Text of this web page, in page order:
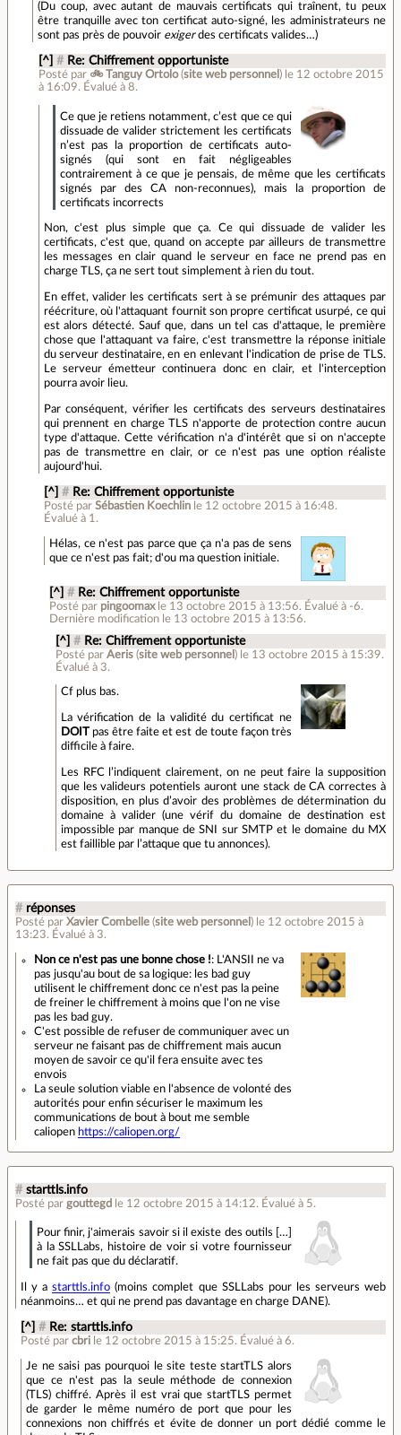
(Du coup, avec autant de mauvais certificats qui traînent, tu peux
être tranquille avec ton certificat auto-signé, les administrateurs ne
sont pas près de pouvoir exigerdes certificats valides…)
[^] # Re: Chiffrement opportuniste
Posté par 🚲 Tanguy Ortolo(site web personnel ) le 12 octobre 2015
à 16:09. Évalué à 8.
Ce que je retiens notamment, c’est que ce qui
dissuade de valider strictement les certificats
n’est pas la proportion de certificats auto-
signés (qui sont en fait négligeables
contrairement à ce que je pensais, de même que les certificats
signés par des CA non-reconnues), mais la proportion de
certificats incorrects
Non, c'est plus simple que ça. Ce qui dissuade de valider les
certificats, c'est que, quand on accepte par ailleurs de transmettre
les messages en clair quand le serveur en face ne prend pas en
charge TLS, ça ne sert tout simplement à rien du tout.
En effet, valider les certificats sert à se prémunir des attaques par
réécriture, où l'attaquant fournit son propre certificat usurpé, ce qui
est alors détecté. Sauf que, dans un tel cas d'attaque, le première
chose que l'attaquant va faire, c'est transmettre la réponse initiale
du serveur destinataire, en en enlevant l'indication de prise de TLS.
Le serveur émetteur continuera donc en clair, et l'interception
pourra avoir lieu.
Par conséquent, vérifier les certificats des serveurs destinataires
qui prennent en charge TLS n'apporte de protection contre aucun
type d'attaque. Cette vérification n'a d'intérêt que si on n'accepte
pas de transmettre en clair, or ce n'est pas une option réaliste
aujourd'hui.
[^] # Re: Chiffrement opportuniste
Posté par Sébastien Koechlin le 12 octobre 2015 à 16:48.
Évalué à 1 .
Hélas, ce n'est pas parce que ça n'a pas de sens
que ce n'est pas fait; d'ou ma question initiale.
[^] # Re: Chiffrement opportuniste
Posté par pingoomax le 13 octobre 2015 à 13:56. Évalué à -6.
Dernière modification le 13 octobre 2015 à 13:56.
[^] # Re: Chiffrement opportuniste
Posté par Aeris(site web personnel ) le 13 octobre 2015 à 15:39.
Évalué à 3.
Cf plus bas.
La vérification de la validité du certificat ne
DOIT
pas être faite et est de toute façon très
difficile à faire.
Les RFC l’indiquent clairement, on ne peut faire la supposition
que les valideurs potentiels auront une stack de CA correctes à
disposition, en plus d’avoir des problèmes de détermination du
domaine à valider (une vérif du domaine de destination est
impossible par manque de SNI sur SMTP et le domaine du MX
est faillible par l’attaque que tu annonces).
# réponses
Posté par Xavier Combelle (site web personnel ) le 12 octobre 2015 à
13:23. Évalué à 3.
Non ce n'est pas une bonne chose !: L'ANSII ne va
pas jusqu'au bout de sa logique: les bad guy
utilisent le chiffrement donc ce n'est pas la peine
de freiner le chiffrement à moins que l'on ne vise
pas les bad guy.
C'est possible de refuser de communiquer avec un
serveur ne faisant pas de chiffrement mais aucun
moyen de savoir ce qu'il fera ensuite avec tes
envois
La seule solution viable en l'absence de volonté des
autorités pour enfin sécuriser le maximum les
communications de bout à bout me semble
caliopen https://caliopen.org/
# starttls.info
Posté par gouttegd le 12 octobre 2015 à 14:12. Évalué à 5.
Pour finir, j'aimerais savoir si il existe des outils […]
à la SSLLabs, histoire de voir si votre fournisseur
ne fait pas que du déclaratif.
Il y astarttls.info (moins complet que SSLLabs pour les serveurs web
néanmoins… et qui ne prend pas davantage en charge DANE).
[^] # Re: starttls.info
Posté parcbri le 12 octobre 2015 à 15:25. Évalué à6.
Je ne saisi pas pourquoi le site teste startTLS alors
que ce n'est pas la seule méthode de connexion
(TLS) chiffré. Après il est vrai que startTLS permet
de garder le même numéro de port que pour les
connexions non chiffrés et évite de donner un port dédié comme le